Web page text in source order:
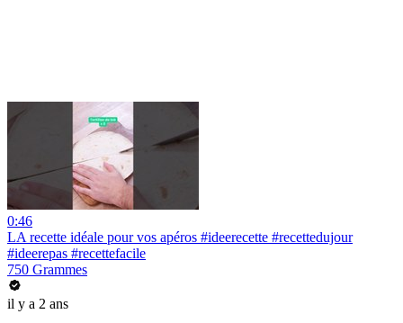
0:46
LA recette idéale pour vos apéros #ideerecette #recettedujour
#ideerepas #recettefacile
750 Grammes
il y a 2 ans